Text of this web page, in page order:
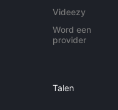
Videezy
Word een
provider
Talen